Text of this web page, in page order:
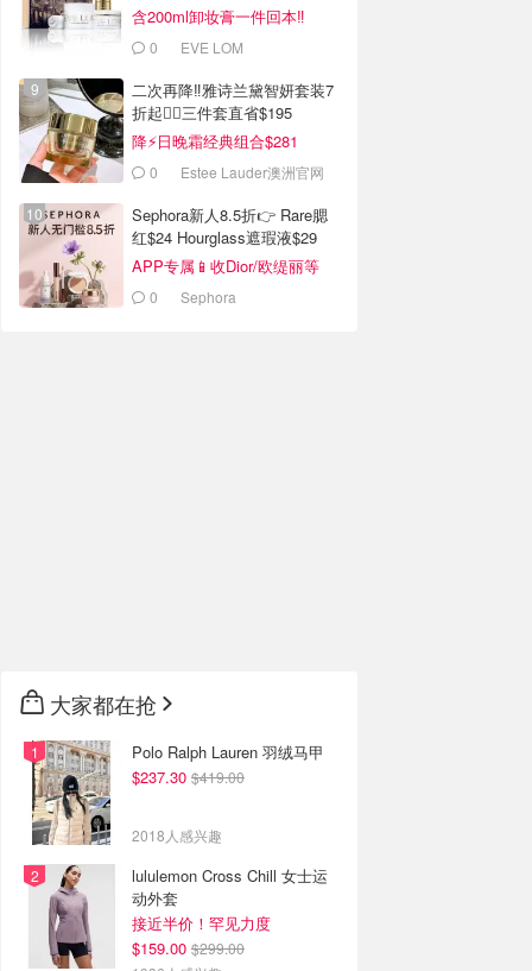
含200ml卸妆膏一件回本‼️
0 EVE LOM
二次再降‼️雅诗兰黛智妍套装7
折起❤️‍🔥三件套直省$195
降⚡日晚霜经典组合$281
0 Estee Lauder澳洲官网
Sephora新人8.5折👉 Rare腮
红$24 Hourglass遮瑕液$29
APP专属📱收Dior/欧缇丽等
0 Sephora
大家都在抢
Polo Ralph Lauren 羽绒马甲
$237.30 $419.00
2018人感兴趣
lululemon Cross Chill 女士运
动外套
接近半价！罕见力度
$159.00 $299.00